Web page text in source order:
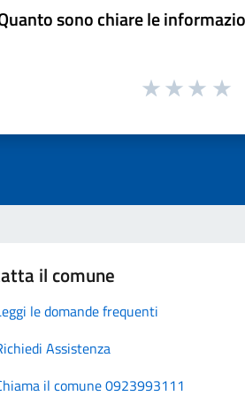
sono chiare le
il comune
le domande frequenti
Assistenza
il comune 0923993111